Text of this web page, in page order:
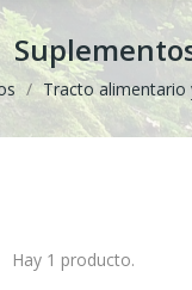
Tracto alimentario
Hay 1 producto.